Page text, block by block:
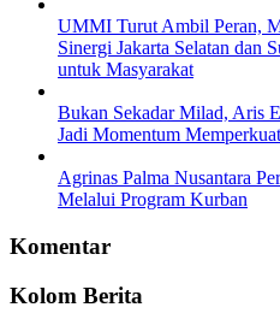
UMMI Turut Ambil Peran,
Sinergi Jakarta Selatan dan
untuk Masyarakat
Bukan Sekadar Milad, Aris
Jadi Momentum
Agrinas Palma Nusantara
Melalui Program Kurban
Komentar
Kolom Berita